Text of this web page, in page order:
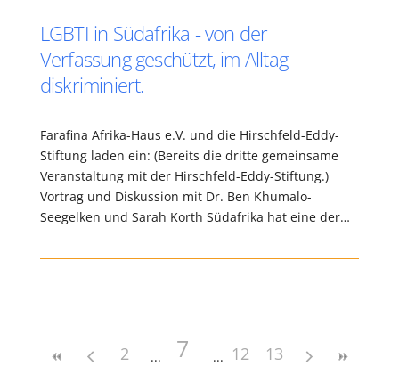
LGBTI in Südafrika - von der
Verfassung geschützt, im Alltag
diskriminiert.
Farafina Afrika-Haus e.V. und die Hirschfeld-Eddy-
Stiftung laden ein: (Bereits die dritte gemeinsame
Veranstaltung mit der Hirschfeld-Eddy-Stiftung.)
Vortrag und Diskussion mit Dr. Ben Khumalo-
Seegelken und Sarah Korth Südafrika hat eine der…
2 7 12 13